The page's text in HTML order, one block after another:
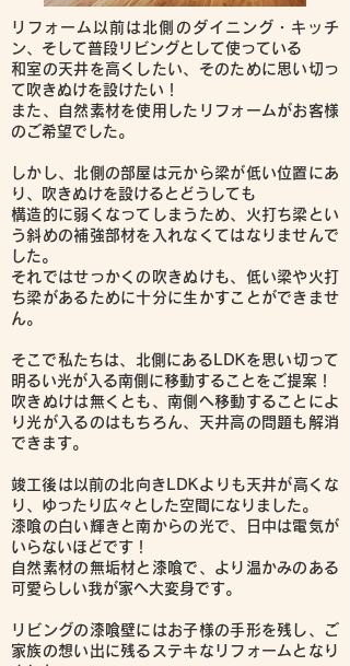
リフォーム以前は北側のダイニング・キッチ
ン、そして普段リビングとして使っている
和室の天井を高くしたい、そのために思い切っ
て吹きぬけを設けたい！
また、自然素材を使用したリフォームがお客様
のご希望でした。
しかし、北側の部屋は元から梁が低い位置にあ
り、吹きぬけを設けるとどうしても
構造的に弱くなってしまうため、火打ち梁とい
う斜めの補強部材を入れなくてはなりませんで
した。
それではせっかくの吹きぬけも、低い梁や火打
ち梁があるために十分に生かすことができませ
ん。
そこで私たちは、北側にあるLDKを思い切って
明るい光が入る南側に移動することをご提案！
吹きぬけは無くとも、南側へ移動することによ
り光が入るのはもちろん、天井高の問題も解消
できます。
竣工後は以前の北向きLDKよりも天井が高くな
り、ゆったり広々とした空間になりました。
漆喰の白い輝きと南からの光で、日中は電気が
いらないほどです！
自然素材の無垢材と漆喰で、より温かみのある
可愛らしい我が家へ大変身です。
リビングの漆喰壁にはお子様の手形を残し、ご
家族の想い出に残るステキなリフォームとなり